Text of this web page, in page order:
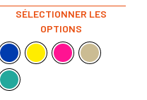
SÉLECTIONNER LES
OPTIONS